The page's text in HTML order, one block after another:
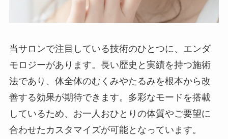
当サロンで注目している技術のひとつに、エンダ
モロジーがあります。長い歴史と実績を持つ施術
法であり、体全体のむくみやたるみを根本から改
善する効果が期待できます。多彩なモードを搭載
しているため、お一人おひとりの体質やご要望に
合わせたカスタマイズが可能となっています。